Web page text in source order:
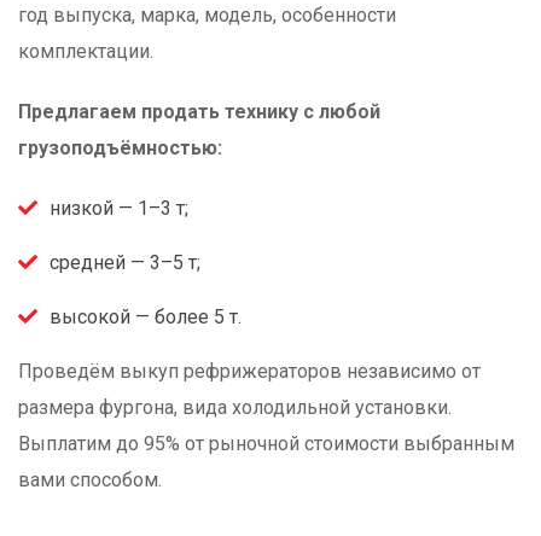
год выпуска, марка, модель, особенности
комплектации.
Предлагаем продать технику с любой
грузоподъёмностью:
низкой — 1–3 т;
средней — 3–5 т;
высокой — более 5 т.
Проведём выкуп рефрижераторов независимо от
размера фургона, вида холодильной установки.
Выплатим до 95% от рыночной стоимости выбранным
вами способом.